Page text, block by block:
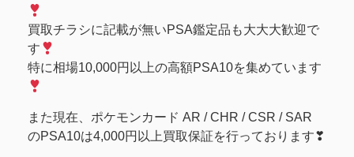
買取チラシに記載が無いPSA鑑定品も大大大歓迎で
す
特に相場10,000円以上の高額PSA10を集めています
また現在、ポケモンカード AR / CHR / CSR / SAR
のPSA10は4,000円以上買取保証を行っております❣